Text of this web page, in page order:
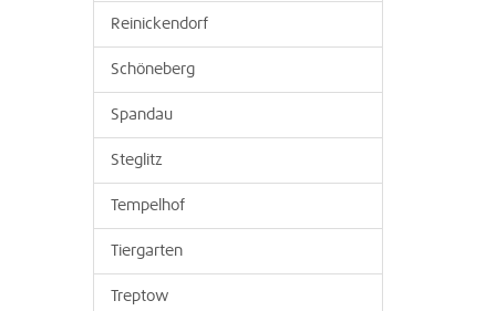
Reinickendorf
Schöneberg
Spandau
Steglitz
Tempelhof
Tiergarten
Treptow